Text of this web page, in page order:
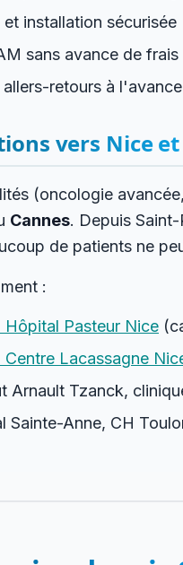
installation sécurisée
sans avance de frais
retours à l'avance
vers Nice et
(oncologie
Cannes. Depuis
de patients ne
:
Pasteur Nice
Lacassagne
Arnault Tzanck,
Anne, CH